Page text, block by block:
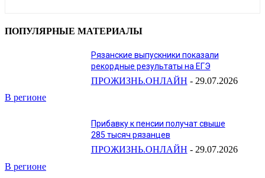
ПОПУЛЯРНЫЕ МАТЕРИАЛЫ
В регионе
Рязанские выпускники показали
рекордные результаты на ЕГЭ
ПРОЖИЗНЬ.ОНЛАЙН - 29.07.2026
В регионе
Прибавку к пенсии получат свыше
285 тысяч рязанцев
ПРОЖИЗНЬ.ОНЛАЙН - 29.07.2026